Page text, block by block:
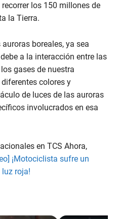
los 150 millones de
la Tierra.
boreales, ya sea
a la interacción entre las
gases de nuestra
colores y
de luces de las auroras
involucrados en esa
en TCS Ahora,
¡Motociclista sufre un
luz roja!